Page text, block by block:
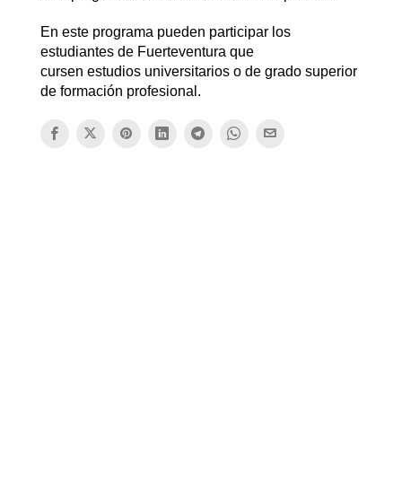
En este programa pueden participar los
estudiantes de Fuerteventura que
cursen estudios universitarios o de grado superior
de formación profesional.